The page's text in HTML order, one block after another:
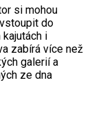
si mohou
do
i
zabírá více než
galerií a
ze dna